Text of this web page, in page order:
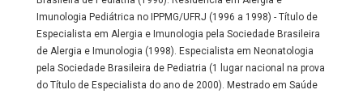
Imunologia Pediátrica no IPPMG/UFRJ (1996 a 1998) - Título de
Especialista em Alergia e Imunologia pela Sociedade Brasileira
de Alergia e Imunologia (1998). Especialista em Neonatologia
pela Sociedade Brasileira de Pediatria (1 lugar nacional na prova
do Título de Especialista do ano de 2000). Mestrado em Saúde